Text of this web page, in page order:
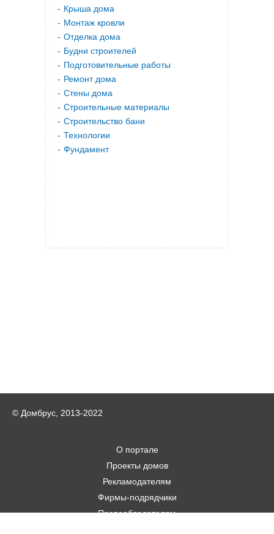
Крыша дома
Монтаж кровли
Отделка дома
Будни строителей
Подготовительные работы
Ремонт дома
Стены дома
Строительные материалы
Строительство бани
Технологии
Фундамент
© Домбрус, 2013-2022
О портале
Проекты домов
Рекламодателям
Фирмы-подрядчики
Правообладателям